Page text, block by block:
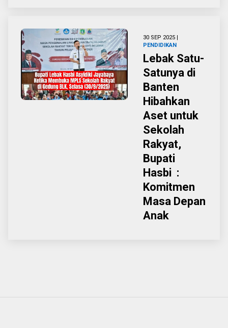
30 SEP 2025 |
PENDIDIKAN
Lebak Satu-
Satunya di
Banten
Hibahkan
Aset untuk
Sekolah
Rakyat,
Bupati
Hasbi :
Komitmen
Masa Depan
Anak